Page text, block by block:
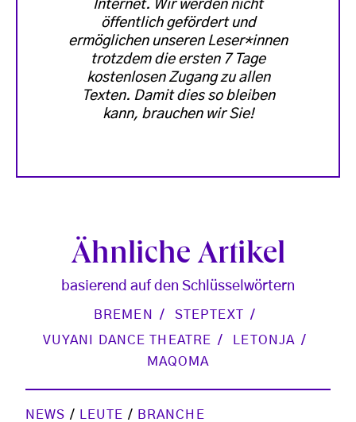
Internet. Wir werden nicht
öffentlich gefördert und
ermöglichen unseren Leser*innen
trotzdem die ersten 7 Tage
kostenlosen Zugang zu allen
Texten. Damit dies so bleiben
kann, brauchen wir Sie!
Ähnliche Artikel
basierend auf den Schlüsselwörtern
BREMEN
STEPTEXT
VUYANI DANCE THEATRE
LETONJA
MAQOMA
NEWS / LEUTE / BRANCHE